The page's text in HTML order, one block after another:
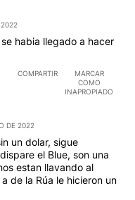
2022
habia llegado a hacer
COMPARTIR
MARCAR
COMO
INAPROPIADO
DE 2022
un dolar, sigue
el Blue, son una
estan llavando al
de la Rúa le hicieron un